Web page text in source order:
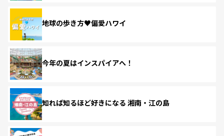
地球の歩き方♥偏愛ハワイ
今年の夏はインスパイアへ！
知れば知るほど好きになる 湘南・江の島